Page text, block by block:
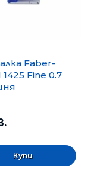
Faber-
Fine 0.7